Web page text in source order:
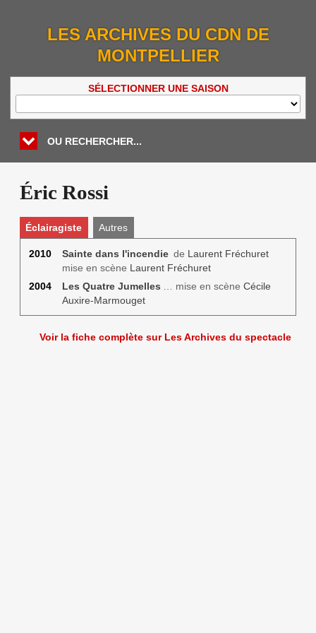
LES ARCHIVES DU CDN DE
MONTPELLIER
SÉLECTIONNER UNE SAISON
OU RECHERCHER...
Éric Rossi
Éclairagiste Autres
2010 Sainte dans l'incendiede Laurent Fréchuret
mise en scène Laurent Fréchuret
2004
Les Quatre Jumelles … mise en scène Cécile
Auxire-Marmouget
Voir la fiche complète sur Les Archives du spectacle